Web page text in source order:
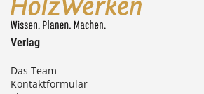
Verlag
Das Team
Kontaktformular